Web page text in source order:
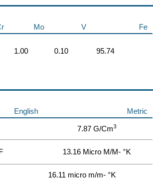
Mo V
Fe
1.00 0.10
95.74
English
Metric
7.87 G/cm3
13.16 Micro M/m- °K
16.11 micro m/m- °K